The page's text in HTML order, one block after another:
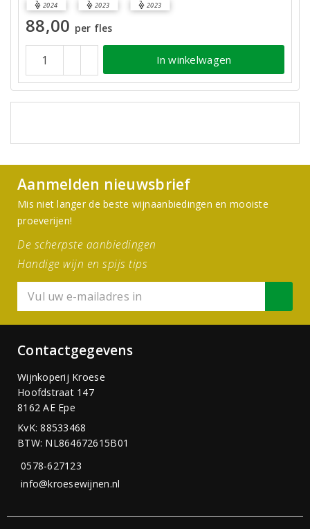
2024 2023 2023
88,00 per fles
In winkelwagen
Aanmelden nieuwsbrief
Mis niet langer de beste wijnaanbiedingen en mooiste
proeverijen!
De scherpste aanbiedingen
Handige wijn en spijs tips
Contactgegevens
Wijnkoperij Kroese
Hoofdstraat 147
8162 AE Epe
KvK: 88533468
BTW: NL864672615B01
0578-627123
info@kroesewijnen.nl